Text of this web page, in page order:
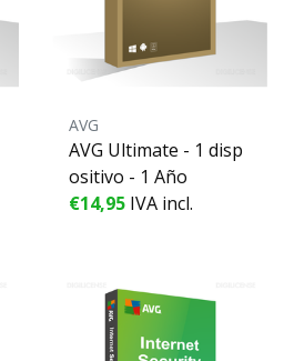
AVG
AVG Ultimate - 1 disp
ositivo - 1 Año
€14,95 IVA incl.